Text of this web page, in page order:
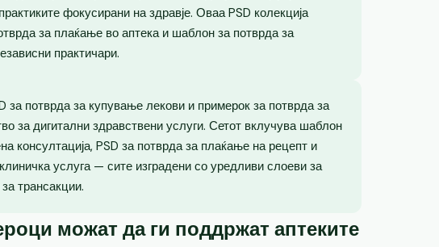
фокусирани на здравје. Оваа PSD колекција
за плаќање во аптека и шаблон за потврда за
практичари.
за потврда за купување лекови и примерок за потврда за
за дигитални здравствени услуги. Сетот вклучува шаблон
консултација, PSD за потврда за плаќање на рецепт и
услуга — сите изградени со уредливи слоеви за
трансакции.
можат да ги поддржат аптеките